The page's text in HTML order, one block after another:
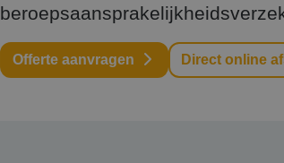
Offerte aanvragen Direct online